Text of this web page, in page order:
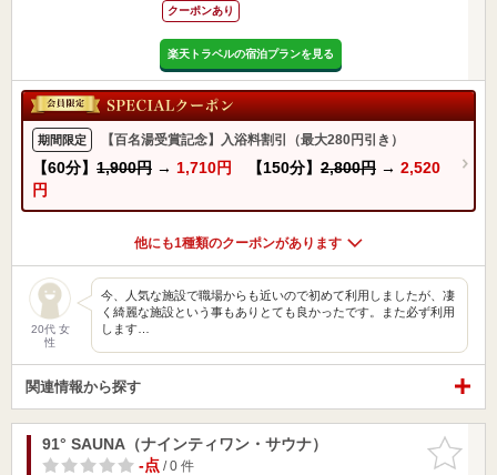
クーポンあり
楽天トラベルの宿泊プランを見る
期間限定 【百名湯受賞記念】入浴料割引（最大280円引き）
【60分】 1,900円 → 1,710円 【150分】 2,800円 → 2,520
円
他にも1種類のクーポンがあります
20代 女
性
今、人気な施設で職場からも近いので初めて利用しましたが、凄
く綺麗な施設という事もありとても良かったです。また必ず利用
します…
関連情報から探す
お気に入
りに追加
91° SAUNA（ナインティワン・サウナ）
-点/ 0 件